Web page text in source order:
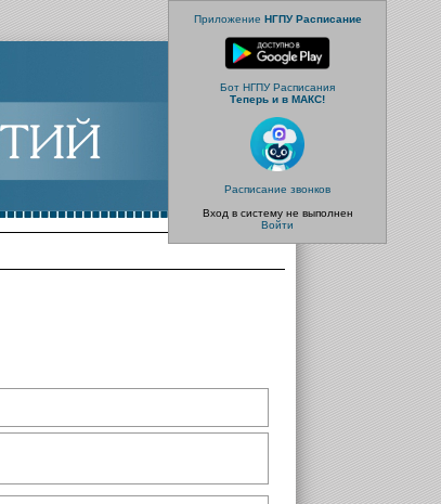
Приложение НГПУ Расписание
Бот НГПУ Расписания
Теперь и в МАКС!
Расписание звонков
Вход в систему не выполнен
Войти